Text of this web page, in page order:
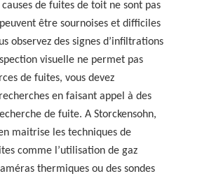
de fuites de toit ne sont pas
être sournoises et difficiles
observez des signes d’infiltrations
visuelle ne permet pas
de fuites, vous devez
en faisant appel à des
de fuite. A Storckensohn,
maitrise les techniques de
comme l’utilisation de gaz
thermiques ou des sondes